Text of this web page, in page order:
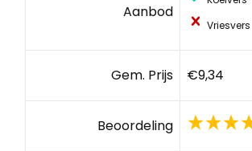
Aanbod
Vriesvers
Gem. Prijs €9,34
Beoordeling